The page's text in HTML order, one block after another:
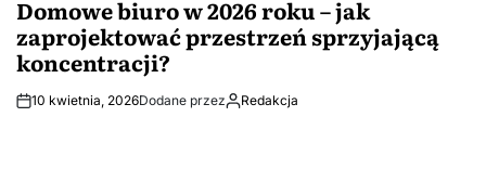
Domowe biuro w 2026 roku – jak
zaprojektować przestrzeń sprzyjającą
koncentracji?
10 kwietnia, 2026Dodane przez Redakcja